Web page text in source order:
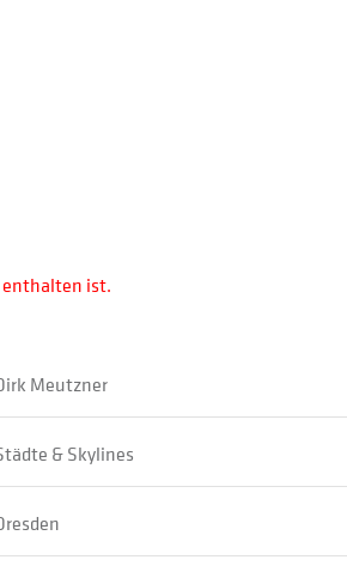
ist.
Meutzner
& Skylines